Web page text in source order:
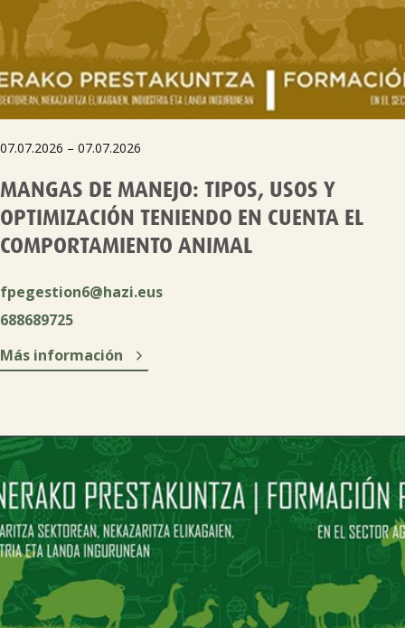
Tablón de anuncios
Lursail Market
07.07.2026 – 07.07.2026
MANGAS DE MANEJO: TIPOS, USOS Y
OPTIMIZACIÓN TENIENDO EN CUENTA EL
COMPORTAMIENTO ANIMAL
fpegestion6@hazi.eus
688689725
Más información
